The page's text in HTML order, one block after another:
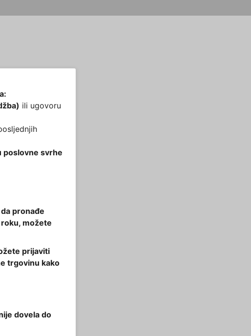
ili ugovoru
poslovne svrhe
pronađe
možete
prijaviti
trgovinu kako
dovela do